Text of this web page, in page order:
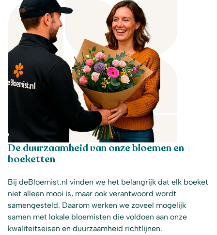
De duurzaamheid van onze bloemen en
boeketten
Bij deBloemist.nl vinden we het belangrijk dat elk boeket
niet alleen mooi is, maar ook verantwoord wordt
samengesteld. Daarom werken we zoveel mogelijk
samen met lokale bloemisten die voldoen aan onze
kwaliteitseisen en duurzaamheid richtlijnen.